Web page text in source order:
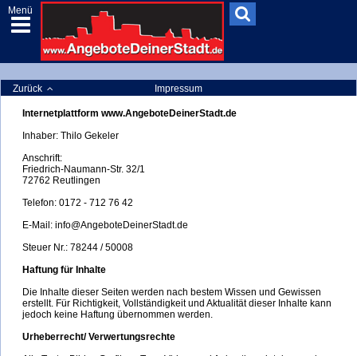
Menü
Zurück Impressum
Internetplattform www.AngeboteDeinerStadt.de
Inhaber: Thilo Gekeler
Anschrift:
Friedrich-Naumann-Str. 32/1
72762 Reutlingen
Telefon: 0172 - 712 76 42
E-Mail: info@AngeboteDeinerStadt.de
Steuer Nr.: 78244 / 50008
Haftung für Inhalte
Die Inhalte dieser Seiten werden nach bestem Wissen und Gewissen
erstellt. Für Richtigkeit, Vollständigkeit und Aktualität dieser Inhalte kann
jedoch keine Haftung übernommen werden.
Urheberrecht/ Verwertungsrechte